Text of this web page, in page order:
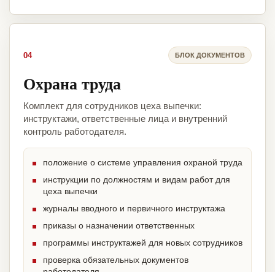
04 БЛОК ДОКУМЕНТОВ
Охрана труда
Комплект для сотрудников цеха выпечки:
инструктажи, ответственные лица и внутренний
контроль работодателя.
положение о системе управления охраной труда
инструкции по должностям и видам работ для
цеха выпечки
журналы вводного и первичного инструктажа
приказы о назначении ответственных
программы инструктажей для новых сотрудников
проверка обязательных документов